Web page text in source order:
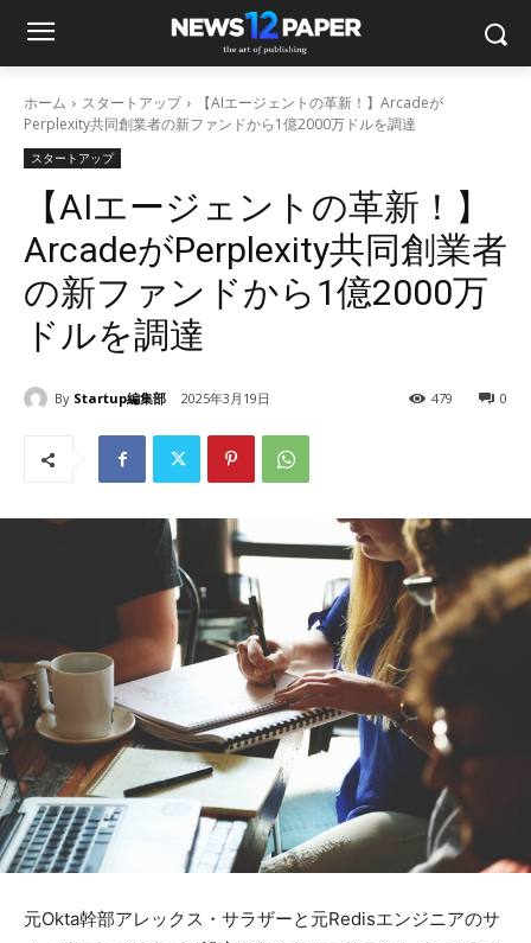
ホーム スタートアップ
【AIエージェントの革新！】Arcadeが
Perplexity共同創業者の新ファンドから1億2000万ドルを調達
スタートアップ
【AIエージェントの革新！】
ArcadeがPerplexity共同創業者
の新ファンドから1億2000万
ドルを調達
By Startup編集部 2025年3月19日 0
479
元Okta幹部アレックス・サラザーと元Redisエンジニアのサ